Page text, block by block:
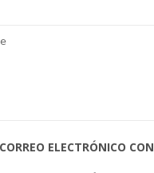
ELECTRÓNICO